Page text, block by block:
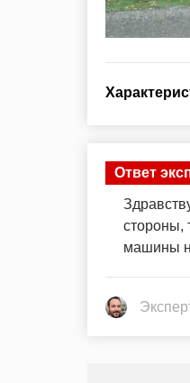
Ответ
стороны,
машины